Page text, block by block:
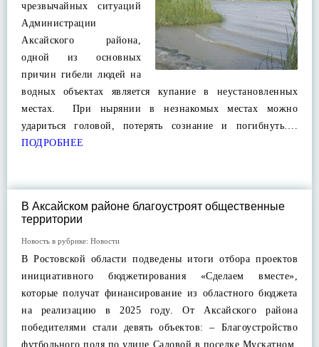
чрезвычайных ситуаций
Администрации
Аксайского района,
одной из основных
причин гибели людей на
водных объектах является купание в неустановленных
местах. При нырянии в незнакомых местах можно
удариться головой, потерять сознание и погибнуть….
ПОДРОБНЕЕ
В Аксайском районе благоустроят общественные
территории
Новость в рубрике: Новости
В Ростовской области подведены итоги отбора проектов
инициативного бюджетирования «Сделаем вместе»,
которые получат финансирование из областного бюджета
на реализацию в 2025 году. От Аксайского района
победителями стали девять объектов: – Благоустройство
футбольного поля по улице Садовой в поселке Мускатном.